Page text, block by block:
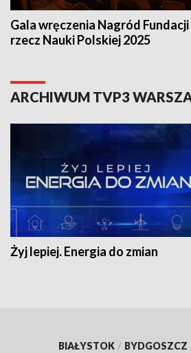
Gala wręczenia Nagród Fundacji
rzecz Nauki Polskiej 2025
ARCHIWUM TVP3
Żyj lepiej. Energia do zmian
BIAŁYSTOK / BYDGOSZCZ